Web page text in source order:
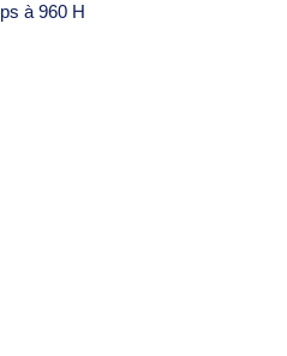
à 960 H